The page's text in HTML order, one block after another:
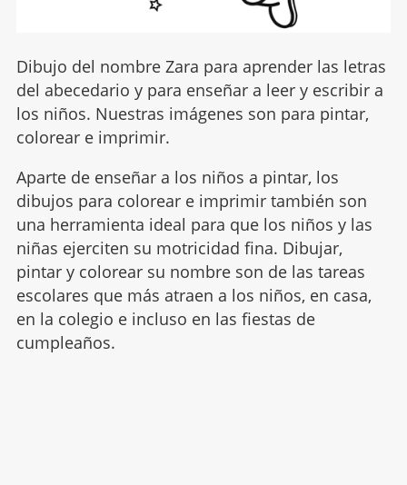
Dibujo del nombre Zara para aprender las letras
del abecedario y para enseñar a leer y escribir a
los niños. Nuestras imágenes son para pintar,
colorear e imprimir.
Aparte de enseñar a los niños a pintar, los
dibujos para colorear e imprimir también son
una herramienta ideal para que los niños y las
niñas ejerciten su motricidad fina. Dibujar,
pintar y colorear su nombre son de las tareas
escolares que más atraen a los niños, en casa,
en la colegio e incluso en las fiestas de
cumpleaños.